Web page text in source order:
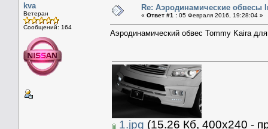
kva
Ветеран
Сообщений: 164
Re: Аэродинамические обвесы
« Ответ #1 : 05 Февраля 2016, 19:28:04 »
Аэродинамический обвес Tommy Kaira
1.jpg (15.26 Кб, 400x240 -